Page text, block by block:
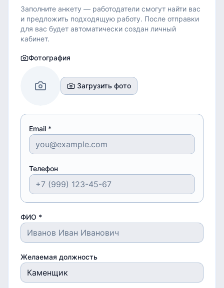
Заполните анкету — работодатели смогут найти вас
и предложить подходящую работу. После отправки
для вас будет автоматически создан личный
кабинет.
Фотография
Загрузить фото
Email *
Телефон
ФИО *
Желаемая должность